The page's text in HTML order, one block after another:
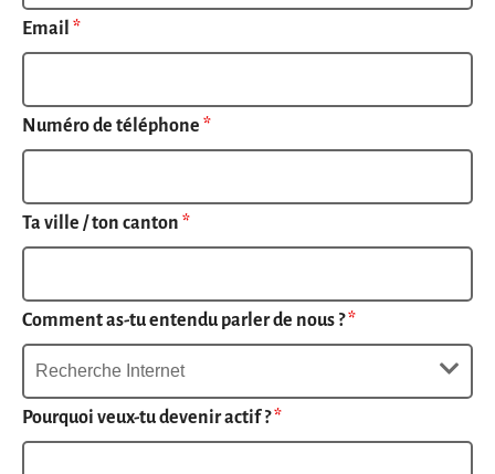
Email *
Numéro de téléphone *
Ta ville / ton canton *
Comment as-tu entendu parler de nous ?*
Pourquoi veux-tu devenir actif ?*